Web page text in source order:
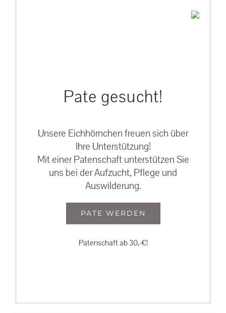
Pate gesucht!
Unsere Eichhörnchen freuen sich über
Ihre Unterstützung!
Mit einer Patenschaft unterstützen Sie
uns bei der Aufzucht, Pflege und
Auswilderung.
PATE WERDEN
Patenschaft ab 30,-€!